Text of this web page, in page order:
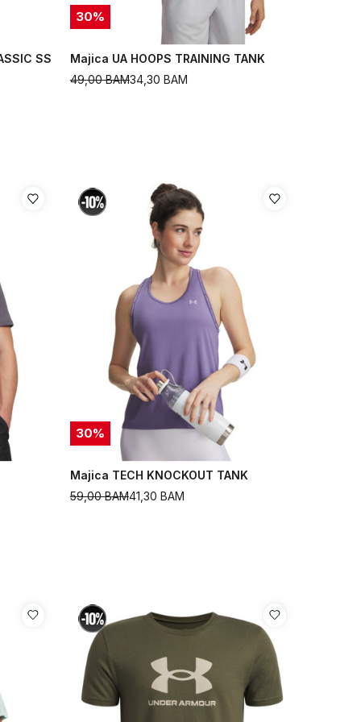
SS
30%
Majica UA HOOPS TRAINING TANK
34,30 BAM
49,00BAM
30%
Majica TECH KNOCKOUT TANK
41,30 BAM
59,00BAM